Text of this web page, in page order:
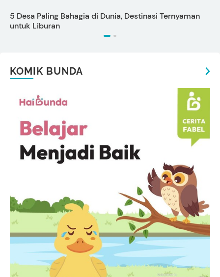
5 Desa Paling Bahagia di Dunia, Destinasi Ternyaman
untuk Liburan
KOMIK BUNDA